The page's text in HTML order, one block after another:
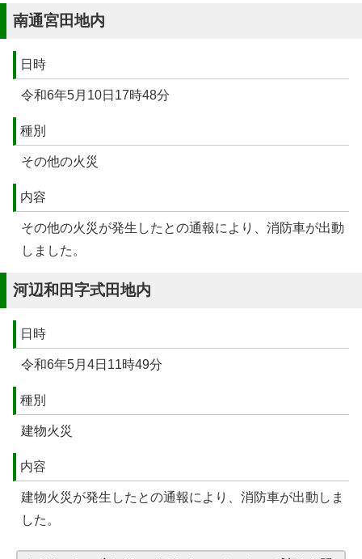
南通宮田地内
日時
令和6年5月10日17時48分
種別
その他の火災
内容
その他の火災が発生したとの通報により、消防車が出動
しました。
河辺和田字式田地内
日時
令和6年5月4日11時49分
種別
建物火災
内容
建物火災が発生したとの通報により、消防車が出動しま
した。